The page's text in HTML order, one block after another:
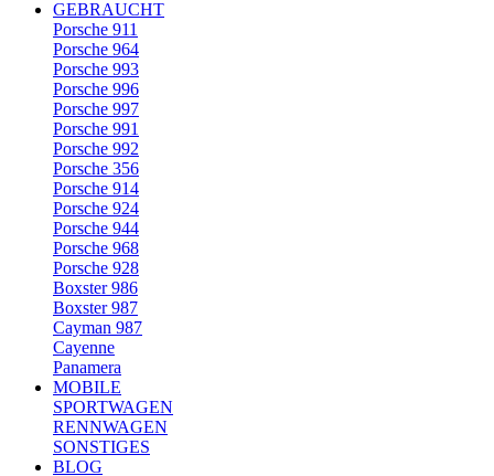
GEBRAUCHT
Porsche 911
Porsche 964
Porsche 993
Porsche 996
Porsche 997
Porsche 991
Porsche 992
Porsche 356
Porsche 914
Porsche 924
Porsche 944
Porsche 968
Porsche 928
Boxster 986
Boxster 987
Cayman 987
Cayenne
Panamera
MOBILE
SPORTWAGEN
RENNWAGEN
SONSTIGES
BLOG